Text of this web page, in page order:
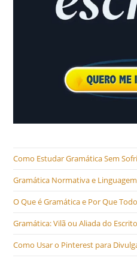
Como Estudar Gramática Sem
Gramática Normativa e
O Que é Gramática e Por Que
Gramática: Vilã ou Aliada do
Como Usar o Pinterest para